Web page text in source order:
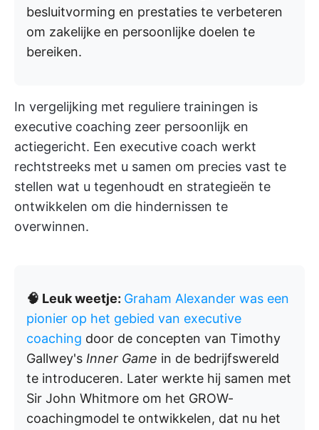
besluitvorming en prestaties te verbeteren
om zakelijke en persoonlijke doelen te
bereiken.
In vergelijking met reguliere trainingen is
executive coaching zeer persoonlijk en
actiegericht. Een executive coach werkt
rechtstreeks met u samen om precies vast te
stellen wat u tegenhoudt en strategieën te
ontwikkelen om die hindernissen te
overwinnen.
🧠 Leuk weetje: Graham Alexander was een
pionier op het gebied van executive
coaching door de concepten van Timothy
Gallwey's Inner Game in de bedrijfswereld
te introduceren. Later werkte hij samen met
Sir John Whitmore om het GROW-
coachingmodel te ontwikkelen, dat nu het